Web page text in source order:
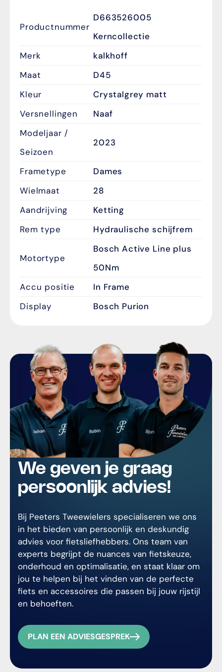
Productnummer
D663526005
Kerncollectie
Merk
kalkhoff
Maat
D45
Kleur
Crystalgrey matt
Versnellingen
Naaf
Modeljaar /
Seizoen
2023
Frametype
Dames
Wielmaat
28
Aandrijving
Ketting
Rem type
Hydraulische schijfrem
Motortype
Bosch Active Line plus
50Nm
Accu positie
In Frame
Display
Bosch Purion
We geven je graag
persoonlijk advies!
Bij Peeters Tweewielers specialiseren we ons
in het bieden van persoonlijk en deskundig
advies voor fietsliefhebbers. Ons team van
experts begrijpt de nuances van fietskeuze,
onderhoud en optimalisatie, en staat klaar om
jou te helpen bij het vinden van de perfecte
fiets en accessoires die passen bij jouw rijstijl
en behoeften.
PLAN EEN ADVIESGESPREK